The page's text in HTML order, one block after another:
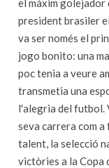
el màxim golejador
president brasiler
va ser només el
jogo bonito: una
poc tenia a veure
transmetia una
l'alegria del futbol.
seva carrera com
talent, la selecció
victòries a la Copa